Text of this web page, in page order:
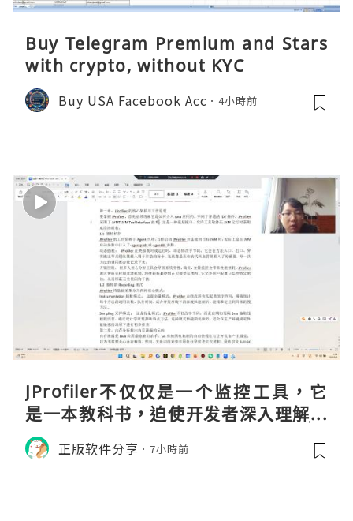
Buy Telegram Premium and Stars
with crypto, without KYC
Buy USA Facebook Acc 4小時前
JProfiler不仅仅是一个监控工具，它
是一本教科书，迫使开发者深入理解JV
M的内存模型、垃圾回收机制和并发原
理。通过直观的可视化数据，它将抽象
正版软件分享 7小時前